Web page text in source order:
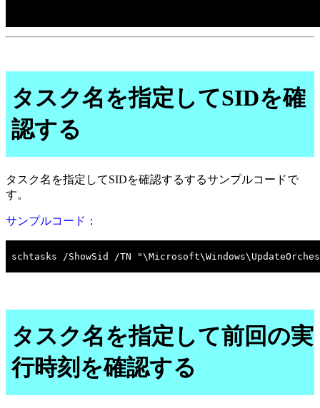
タスク名を指定してSIDを確
認する
タスク名を指定してSIDを確認するするサンプルコードで
す。
サンプルコード：
タスク名を指定して前回の実
行時刻を確認する